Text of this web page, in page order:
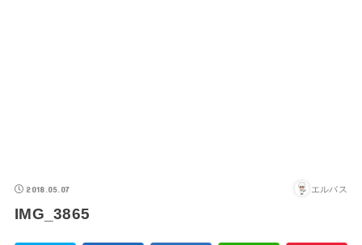
2018.05.07 エルバス
IMG_3865